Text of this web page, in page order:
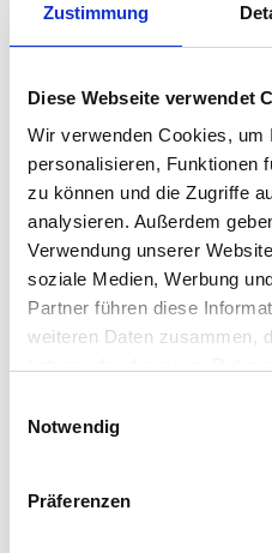
Zustimmung
Diese Webseite verwendet
Wir verwenden Cookies, um
personalisieren, Funktionen
zu können und die Zugriffe
analysieren. Außerdem
Verwendung unserer
soziale Medien, Werbung
Partner führen diese
weiteren Daten zusammen,
Notwendig
Präferenzen
La complexité
visibilité.
postes.
Les processus de
et coûteux.
Ajouter davantage
problème structurel.
centré
résilience